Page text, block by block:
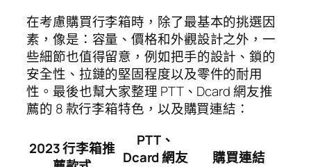
在考慮購買行李箱時，除了最基本的挑選因
素，像是：容量、價格和外觀設計之外，一
些細節也值得留意，例如把手的設計、鎖的
安全性、拉鏈的堅固程度以及零件的耐用
性。最後也幫大家整理 PTT、Dcard 網友推
薦的 8 款行李箱特色，以及購買連結：
2023 行李箱推
PTT、
Dcard 網友
購買連結